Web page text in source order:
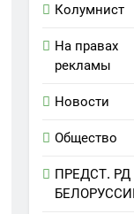
Колумнист
На правах
рекламы
Новости
Общество
ПРЕДСТ. РД